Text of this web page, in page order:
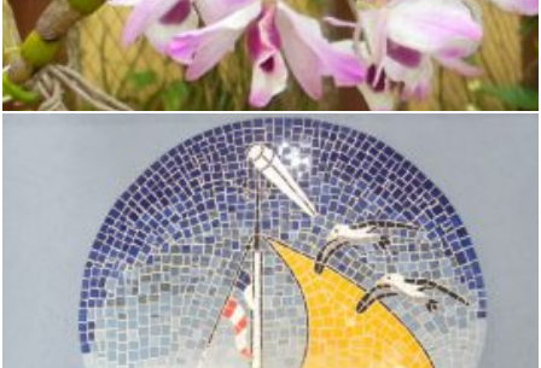
ORQUÍDEAS